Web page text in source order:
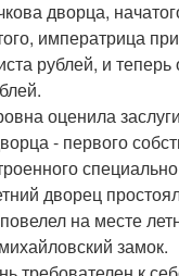
дворца,
императрица
рублей, и теперь
оценила
- первого
дворец
на месте
замок.